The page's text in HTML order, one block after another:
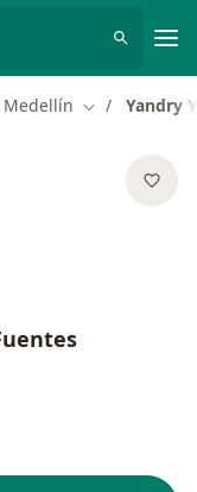
Medellín Cambiar de
Yandry